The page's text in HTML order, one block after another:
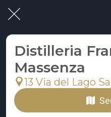
Distilleria
Massenza
13 Via del Lago